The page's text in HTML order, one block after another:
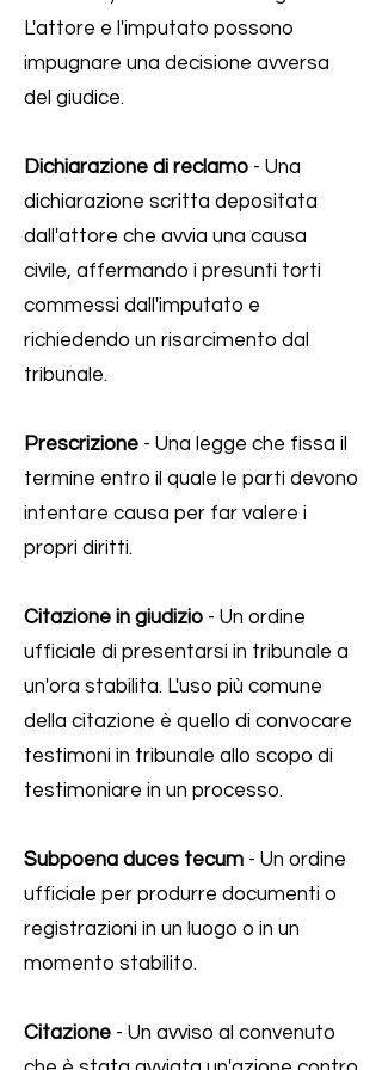
L'attore e l'imputato possono
impugnare una decisione avversa
del giudice.
Dichiarazione di reclamo - Una
dichiarazione scritta depositata
dall'attore che avvia una causa
civile, affermando i presunti torti
commessi dall'imputato e
richiedendo un risarcimento dal
tribunale.
Prescrizione - Una legge che fissa il
termine entro il quale le parti devono
intentare causa per far valere i
propri diritti.
Citazione in giudizio - Un ordine
ufficiale di presentarsi in tribunale a
un'ora stabilita. L'uso più comune
della citazione è quello di convocare
testimoni in tribunale allo scopo di
testimoniare in un processo.
Subpoena duces tecum - Un ordine
ufficiale per produrre documenti o
registrazioni in un luogo o in un
momento stabilito.
Citazione - Un avviso al convenuto